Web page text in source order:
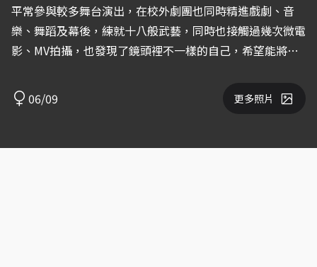
平常參與較多舞台演出，在校外劇團也同時精進戲劇、音
樂、舞蹈及幕後，練就十八般武藝，同時也接觸過幾次微電
影、MV拍攝，也發現了鏡頭裡不一樣的自己，希望能將表
演藝圈嗎？」、「以後要當藝人嗎？」、「電視看的到你
嗎？」聽到這些話時，我更確信自己想成為一位，創造無限
06/09 更多照片